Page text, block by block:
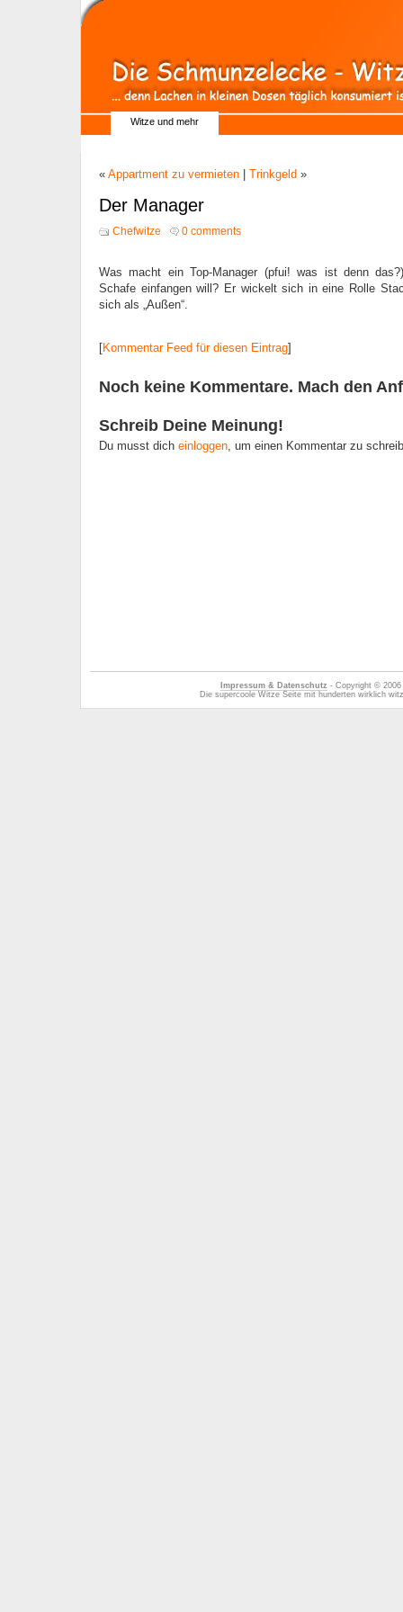
Witze und mehr
« Appartment zu vermieten Trinkgeld »
Der Manager
Chefwitze 0 comments
Was macht ein Top-Manager (pfui! was ist denn
Schafe einfangen will? Er wickelt sich in eine Rolle
sich als „Außen“.
[Kommentar Feed für diesen Eintrag]
Noch keine Kommentare. Mach den
Schreib Deine Meinung!
Du musst dich einloggen, um einen Kommentar zu
Impressum & Datenschutz - Copyright ©
Die supercoole Witze Seite mit hunderten wirklich